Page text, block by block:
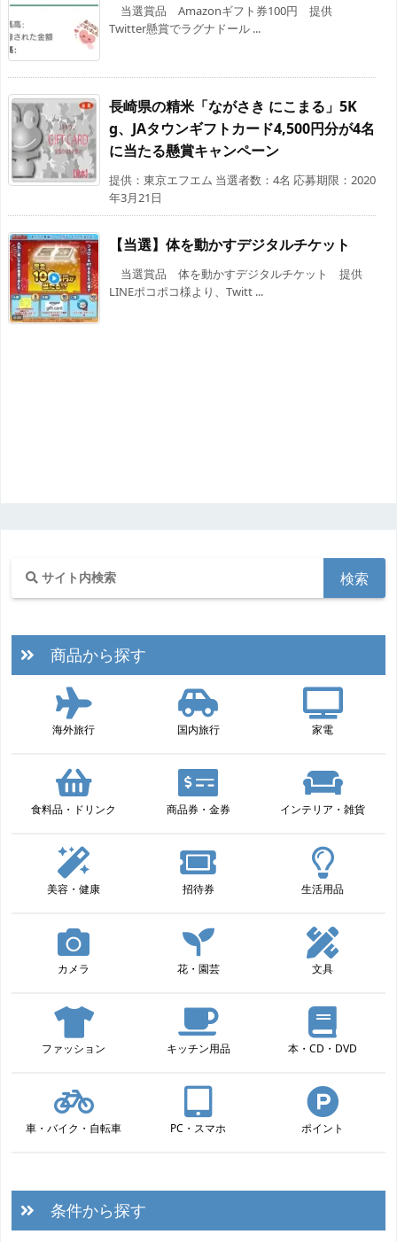
当選賞品 Amazonギフト券100円 提供
Twitter懸賞でラグナドール ...
長崎県の精米「ながさき にこまる」5K
g、JAタウンギフトカード4,500円分が4名
に当たる懸賞キャンペーン
提供：東京エフエム 当選者数：4名 応募期限：2020
年3月21日
【当選】体を動かすデジタルチケット
当選賞品 体を動かすデジタルチケット 提供
LINEポコポコ様より、Twitt ...
商品から探す
海外旅行 国内旅行 家電
食料品・ドリンク 商品券・金券 インテリア・雑貨
美容・健康 招待券 生活用品
カメラ 花・園芸 文具
ファッション キッチン用品 本・CD・DVD
車・バイク・自転車 PC・スマホ ポイント
条件から探す